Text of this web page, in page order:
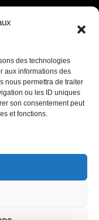
des technologies
aux informations des
nous permettra de traiter
ou les ID uniques
son consentement peut
et fonctions.